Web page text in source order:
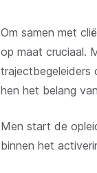
Om samen met
op maat cruciaal.
trajectbegeleiders
hen het belang
Men start de
binnen het